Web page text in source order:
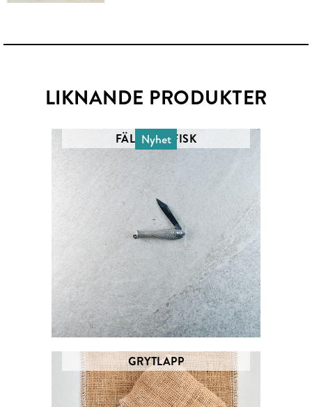
LIKNANDE PRODUKTER
FÄLLKNIV FISK
Nyhet
GRYTLAPP